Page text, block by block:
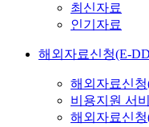
최신자료
인기자료
해외자료신청(E-
해외자료신
비용지원 서
해외자료신